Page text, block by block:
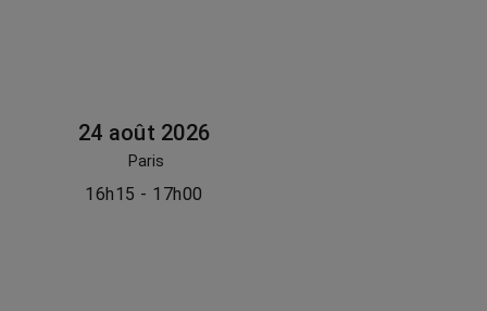
24 août 2026
Paris
16h15 - 17h00